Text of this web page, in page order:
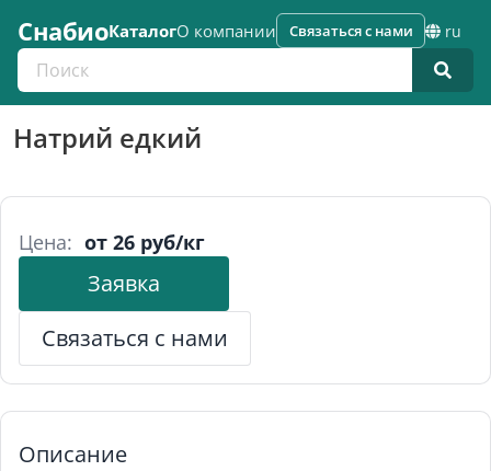
СнабиоКаталогО компании
Поиск по каталогу
Связаться с нами ru
Натрий едкий
Цена: от 26 руб/кг
Заявка
Связаться с нами
Описание